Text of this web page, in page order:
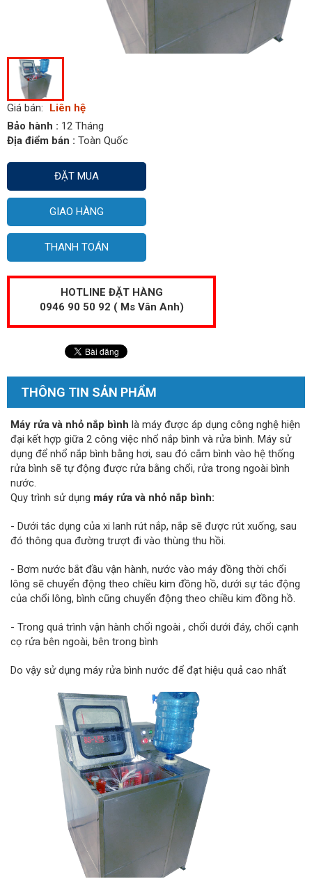
Giá bán:
Liên hệ
Bảo hành : 12 Tháng
Địa điểm bán : Toàn Quốc
ĐẶT MUA
GIAO HÀNG
THANH TOÁN
HOTLINE ĐẶT HÀNG
0946 90 50 92 ( Ms Vân Anh)
THÔNG TIN SẢN PHẨM
Máy rửa và nhỏ nắp bình là máy được áp dụng công nghệ hiện
đại kết hợp giữa 2 công việc nhổ nắp bình và rửa bình. Máy sử
dụng để nhổ nắp bình bằng hơi, sau đó cắm bình vào hệ thống
rửa bình sẽ tự động được rửa bằng chổi, rửa trong ngoài bình
nước.
Quy trình sử dụng máy rửa và nhỏ nắp bình:
- Dưới tác dụng của xi lanh rút nắp, nắp sẽ được rút xuống, sau
đó thông qua đường trượt đi vào thùng thu hồi.
- Bơm nước bắt đầu vận hành, nước vào máy đồng thời chổi
lông sẽ chuyển động theo chiều kim đồng hồ, dưới sự tác động
của chổi lông, bình cũng chuyển động theo chiều kim đồng hồ.
- Trong quá trình vận hành chổi ngoài , chổi dưới đáy, chổi cạnh
cọ rửa bên ngoài, bên trong bình
Do vậy sử dụng máy rửa bình nước để đạt hiệu quả cao nhất